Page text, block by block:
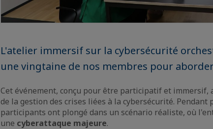
L'atelier immersif sur la cybersécurité
une vingtaine de nos membres pour
Cet événement, conçu pour être participatif et
de la gestion des crises liées à la cybersécurité. Pendant
participants ont plongé dans un scénario réaliste, où
une cyberattaque majeure.